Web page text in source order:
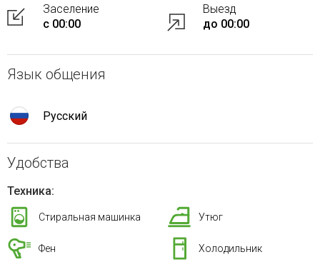
Заселение
с 00:00
Выезд
до 00:00
Язык общения
Русский
Удобства
Техника:
Стиральная машинка Утюг
Фен Холодильник